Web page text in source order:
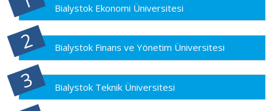
Bialystok Ekonomi Üniversitesi
Bialystok Finans ve Yönetim Üniversitesi
Bialystok Teknik Üniversitesi